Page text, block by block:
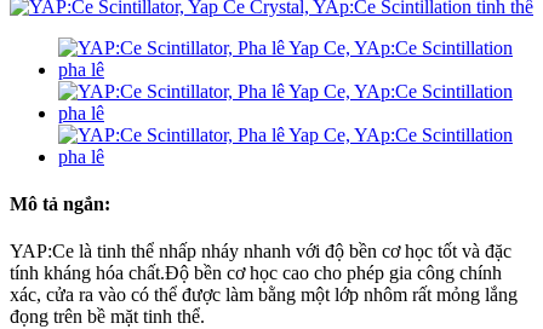
Mô tả ngắn:
YAP:Ce là tinh thể nhấp nháy nhanh với độ bền cơ học tốt và đặc
tính kháng hóa chất.Độ bền cơ học cao cho phép gia công chính
xác, cửa ra vào có thể được làm bằng một lớp nhôm rất mỏng lắng
đọng trên bề mặt tinh thể.